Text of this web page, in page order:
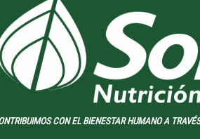
CON EL BIENESTAR HUMANO A